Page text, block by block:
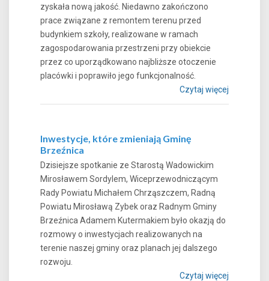
zyskała nową jakość. Niedawno zakończono
prace związane z remontem terenu przed
budynkiem szkoły, realizowane w ramach
zagospodarowania przestrzeni przy obiekcie
przez co uporządkowano najbliższe otoczenie
placówki i poprawiło jego funkcjonalność.
Czytaj więcej
Inwestycje, które zmieniają Gminę
Brzeźnica
Dzisiejsze spotkanie ze Starostą Wadowickim
Mirosławem Sordylem, Wiceprzewodniczącym
Rady Powiatu Michałem Chrząszczem, Radną
Powiatu Mirosławą Zybek oraz Radnym Gminy
Brzeźnica Adamem Kutermakiem było okazją do
rozmowy o inwestycjach realizowanych na
terenie naszej gminy oraz planach jej dalszego
rozwoju.
Czytaj więcej